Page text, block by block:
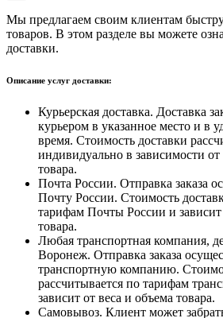
Мы предлагаем своим клиентам
товаров. В этом разделе вы можете
доставки.
Описание услуг доставки:
Курьерская доставка. Доставка
курьером в указанное место и в
время. Стоимость доставки
индивидуально в зависимости от
товара.
Почта России. Отправка заказа
Почту России. Стоимость
тарифам Почты России и зависит
товара.
Любая транспортная компания,
Воронеж. Отправка заказа
транспортную компанию.
рассчитывается по тарифам
зависит от веса и объема товара.
Самовывоз. Клиент может